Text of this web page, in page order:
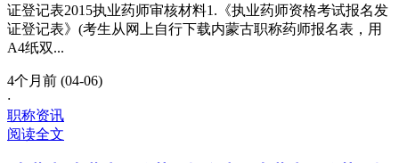
证登记表2015执业药师审核材料1.《执业药师资格考试报名发
证登记表》(考生从网上自行下载内蒙古职称药师报名表，用
A4纸双...
4个月前 (04-06)
·
职称资讯
阅读全文